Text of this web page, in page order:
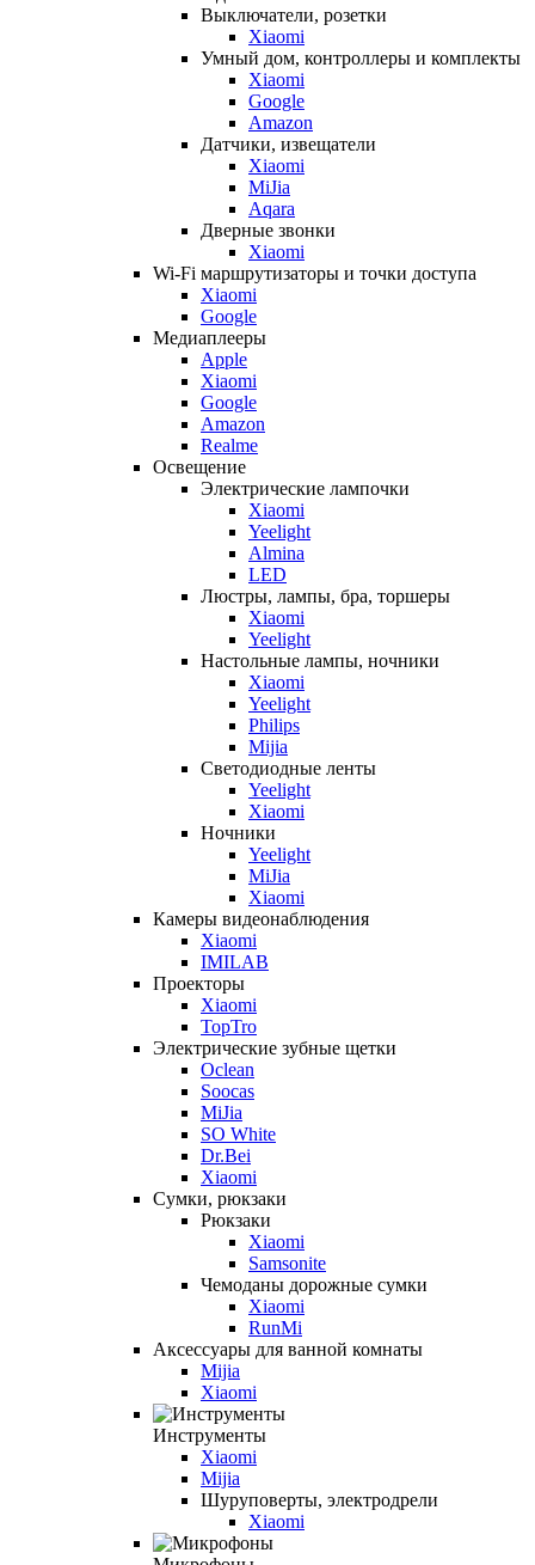
Выключатели, розетки
Xiaomi
Умный дом, контроллеры и комплекты
Xiaomi
Google
Amazon
Датчики, извещатели
Xiaomi
MiJia
Aqara
Дверные звонки
Xiaomi
Wi-Fi маршрутизаторы и точки доступа
Xiaomi
Google
Медиаплееры
Apple
Xiaomi
Google
Amazon
Realme
Освещение
Электрические лампочки
Xiaomi
Yeelight
Almina
LED
Люстры, лампы, бра, торшеры
Xiaomi
Yeelight
Настольные лампы, ночники
Xiaomi
Yeelight
Philips
Mijia
Светодиодные ленты
Yeelight
Xiaomi
Ночники
Yeelight
MiJia
Xiaomi
Камеры видеонаблюдения
Xiaomi
IMILAB
Проекторы
Xiaomi
TopTro
Электрические зубные щетки
Oclean
Soocas
MiJia
SO White
Dr.Bei
Xiaomi
Сумки, рюкзаки
Рюкзаки
Xiaomi
Samsonite
Чемоданы дорожные сумки
Xiaomi
RunMi
Аксессуары для ванной комнаты
Mijia
Xiaomi
Инструменты
Xiaomi
Mijia
Шуруповерты, электродрели
Xiaomi